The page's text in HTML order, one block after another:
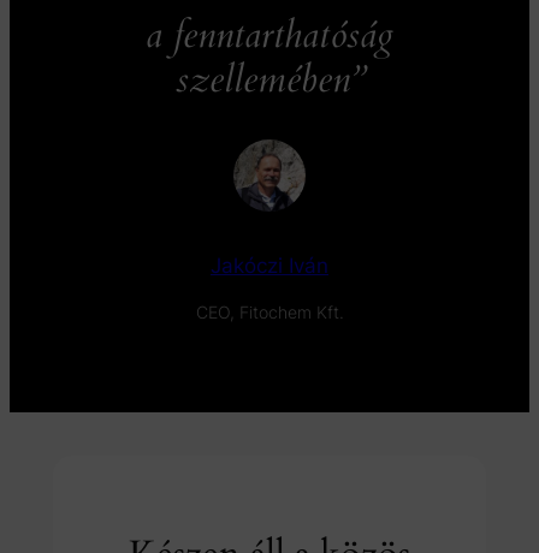
a fenntarthatóság
szellemében”
Jakóczi Iván
CEO, Fitochem Kft.